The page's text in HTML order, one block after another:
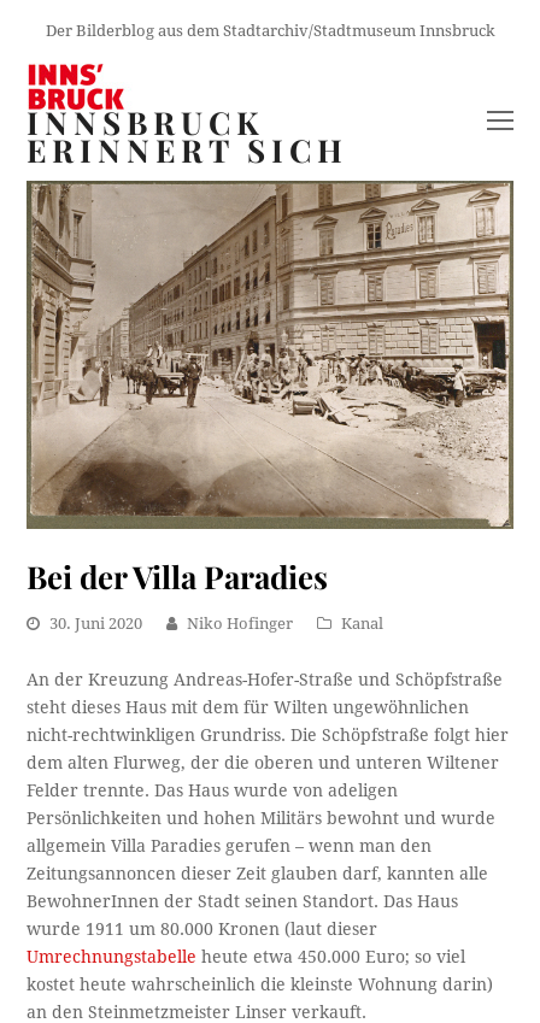
Der Bilderblog aus dem Stadtarchiv/Stadtmuseum Innsbruck
INNSBRUCK
ERINNERT SICH
Bei der Villa Paradies
30. Juni 2020 Niko Hofinger Kanal
An der Kreuzung Andreas-Hofer-Straße und Schöpfstraße
steht dieses Haus mit dem für Wilten ungewöhnlichen
nicht-rechtwinkligen Grundriss. Die Schöpfstraße folgt hier
dem alten Flurweg, der die oberen und unteren Wiltener
Felder trennte. Das Haus wurde von adeligen
Persönlichkeiten und hohen Militärs bewohnt und wurde
allgemein Villa Paradies gerufen – wenn man den
Zeitungsannoncen dieser Zeit glauben darf, kannten alle
BewohnerInnen der Stadt seinen Standort. Das Haus
wurde 1911 um 80.000 Kronen (laut dieser
Umrechnungstabelle heute etwa 450.000 Euro; so viel
kostet heute wahrscheinlich die kleinste Wohnung darin)
an den Steinmetzmeister Linser verkauft.